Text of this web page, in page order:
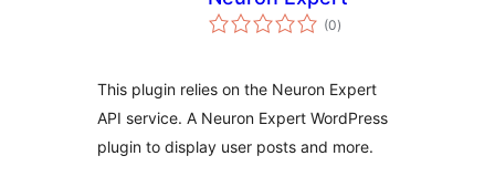
(0общо
оценки
)
This plugin relies on the Neuron Expert
API service. A Neuron Expert WordPress
plugin to display user posts and more.